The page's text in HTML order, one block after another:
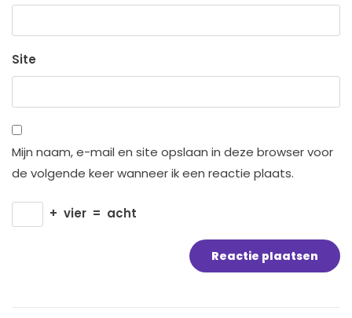
Site
Mijn naam, e-mail en site opslaan in deze browser voor
de volgende keer wanneer ik een reactie plaats.
+ vier = acht